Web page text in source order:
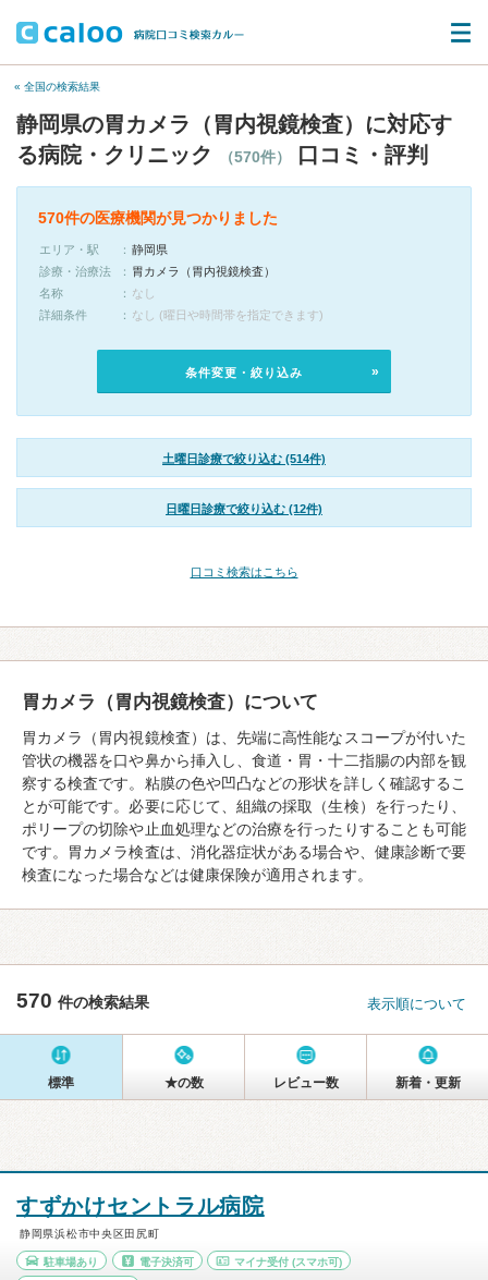
« 全国の検索結果
静岡県の胃カメラ（胃内視鏡検査）に対応す
る病院・クリニック
（570件） 口コミ・評判
570件の医療機関が見つかりました
エリア・駅
静岡県
診療・治療法
胃カメラ（胃内視鏡検査）
名称
なし
詳細条件
なし (曜日や時間帯を指定できます)
条件変更・絞り込み
土曜日診療で絞り込む (514件)
日曜日診療で絞り込む (12件)
口コミ検索はこちら
胃カメラ（胃内視鏡検査）について
胃カメラ（胃内視鏡検査）は、先端に高性能なスコープが付いた
管状の機器を口や鼻から挿入し、食道・胃・十二指腸の内部を観
察する検査です。粘膜の色や凹凸などの形状を詳しく確認するこ
とが可能です。必要に応じて、組織の採取（生検）を行ったり、
ポリープの切除や止血処理などの治療を行ったりすることも可能
です。胃カメラ検査は、消化器症状がある場合や、健康診断で要
検査になった場合などは健康保険が適用されます。
570 件の検索結果 表示順について
標準 ★の数 レビュー数 新着・更新
すずかけセントラル病院
静岡県浜松市中央区田尻町
駐車場あり 電子決済可 マイナ受付 (スマホ可)